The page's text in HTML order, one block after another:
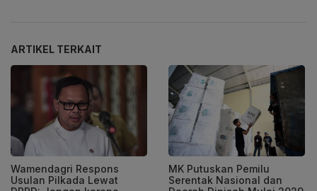
ARTIKEL TERKAIT
Wamendagri Respons
Usulan Pilkada Lewat
MK Putuskan Pemilu
Serentak Nasional dan